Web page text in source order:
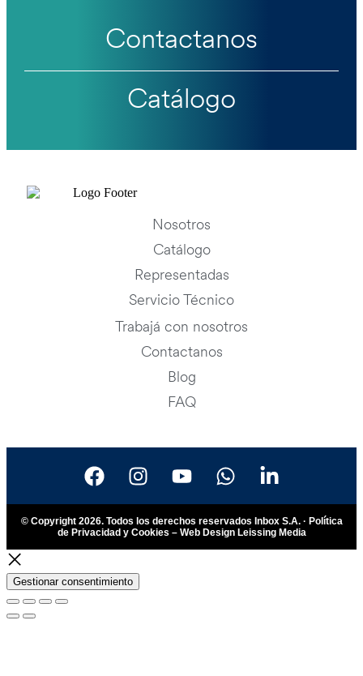
Contactanos
Catálogo
Nosotros
Catálogo
Representadas
Servicio Técnico
Trabajá con nosotros
Contactanos
Blog
FAQ
© Copyright 2026. Todos los derechos reservados Inbox S.A. · Política
de Privacidad y Cookies – Web Design Leissing Media
Gestionar consentimiento